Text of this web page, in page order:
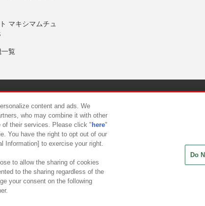
マキシマムチュ
一覧
カスタマーハラスメント対応方針
content and ads. We
who may combine it with other
of their services. Please click " here"
You have the right to opt out of our
Information] to exercise your right.
to allow the sharing of cookies
to the sharing regardless of the
your consent on the following
Do